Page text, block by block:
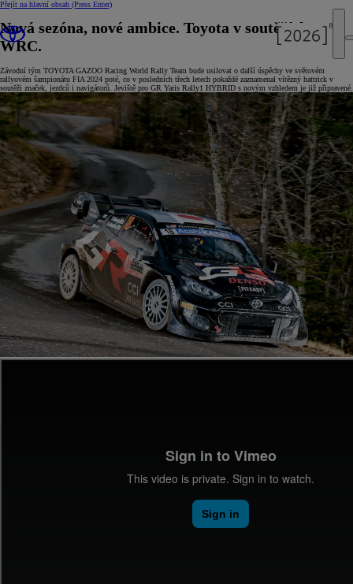
Přejít na hlavní obsah (Press Enter)
Nová sezóna, nové ambice. Toyota v soutěžích
WRC.
Závodní tým TOYOTA GAZOO Racing World Rally Team bude usilovat o další úspěchy ve světovém
rallyovém šampionátu FIA 2024 poté, co v posledních třech letech pokaždé zaznamenal vítězný hattrick v
soutěži značek, jezdců i navigátorů. Jeviště pro GR Yaris Rally1 HYBRID s novým vzhledem je již připravené.